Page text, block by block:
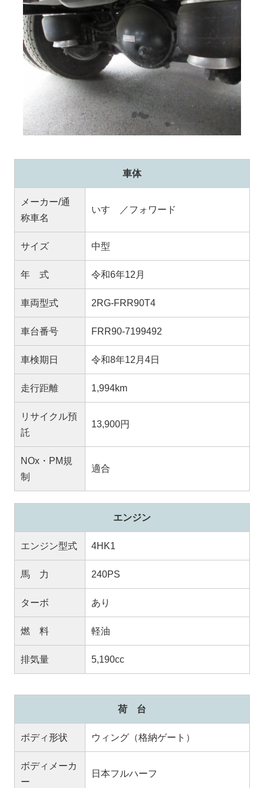
車体
メーカー/通
称車名
いすゞ／フォワード
サイズ 中型
年 式 令和6年12月
車両型式 2RG-FRR90T4
車台番号 FRR90-7199492
車検期日 令和8年12月4日
走行距離 1,994km
リサイクル預
託
13,900円
NOx・PM規
制
適合
エンジン
エンジン型式 4HK1
馬 力 240PS
ターボ あり
燃 料 軽油
排気量 5,190cc
荷 台
ボディ形状 ウィング（格納ゲート）
ボディメーカ
ー
日本フルハーフ